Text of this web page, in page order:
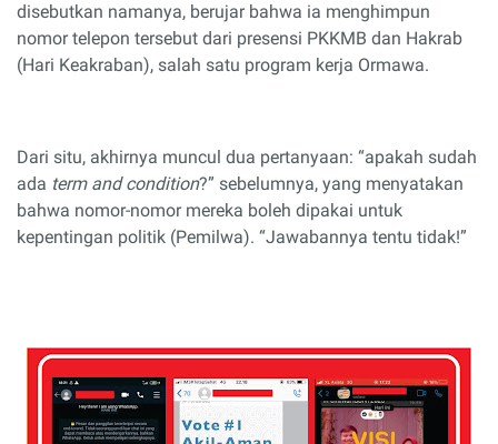
disebutkan namanya, berujar bahwa ia menghimpun
nomor telepon tersebut dari presensi PKKMB dan Hakrab
(Hari Keakraban), salah satu program kerja Ormawa.
Dari situ, akhirnya muncul dua pertanyaan: “apakah sudah
ada term and condition?” sebelumnya, yang menyatakan
bahwa nomor-nomor mereka boleh dipakai untuk
kepentingan politik (Pemilwa). “Jawabannya tentu tidak!”